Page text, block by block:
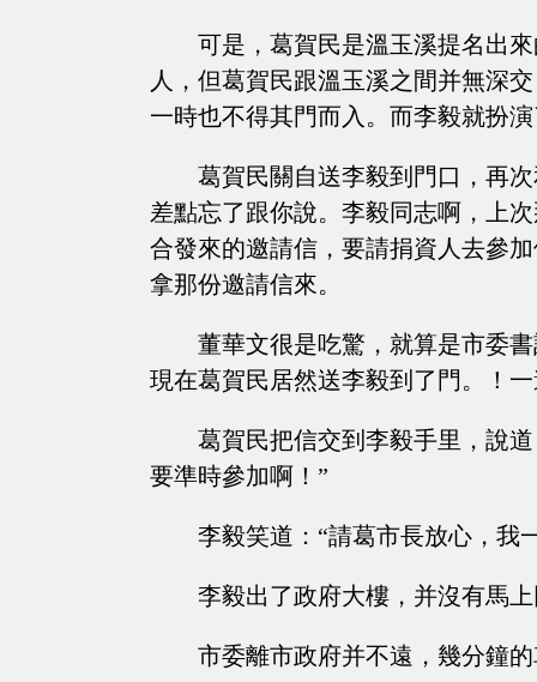
可是，葛賀民是溫玉溪提名出
人，但葛賀民跟溫玉溪之間并無深
一時也不得其門而入。而李毅就扮
葛賀民關自送李毅到門口，再
差點忘了跟你說。李毅同志啊，上
合發來的邀請信，要請捐資人去參
拿那份邀請信來。
董華文很是吃驚，就算是市委
現在葛賀民居然送李毅到了門。！
葛賀民把信交到李毅手里，說
要準時參加啊！”
李毅笑道：“請葛市長放心，我
李毅出了政府大樓，并沒有馬
市委離市政府并不遠，幾分鐘